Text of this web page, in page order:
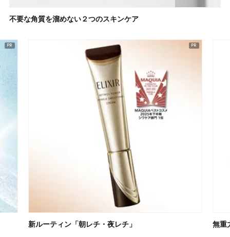
不要な角質を溜めない２つのスキンケア
新ルーティン「朝レチ・夜レチ」 無重